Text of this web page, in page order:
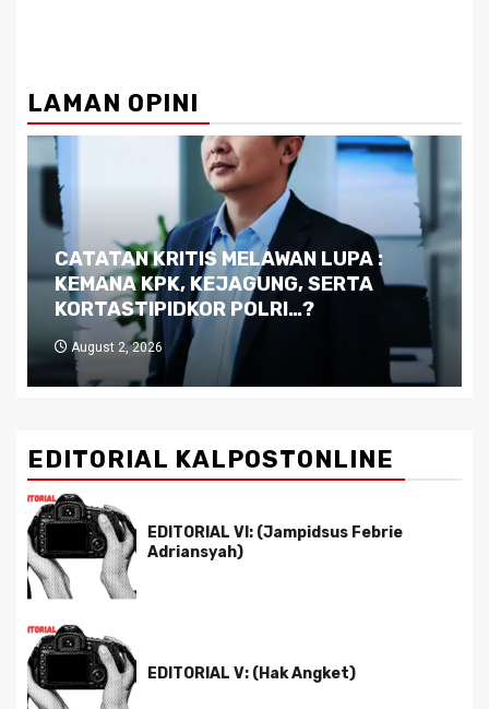
LAMAN OPINI
Dilema Kaltim di Tengah Krisis:
Kutukan Sumber Daya Alam dan
Pemimpin yang Tak Kreatif
July 29, 2026
EDITORIAL KALPOSTONLINE
EDITORIAL VI: (Jampidsus Febrie
Adriansyah)
EDITORIAL V: (Hak Angket)